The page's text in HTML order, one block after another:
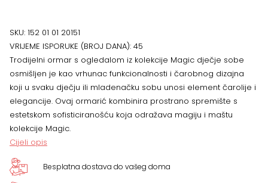
SKU: 152 01 01 20151
VRIJEME ISPORUKE (BROJ DANA): 45
Trodijelni ormar s ogledalom iz kolekcije Magic dječje sobe
osmišljen je kao vrhunac funkcionalnosti i čarobnog dizajna
koji u svaku dječju ili mladenačku sobu unosi element čarolije i
elegancije. Ovaj ormarić kombinira prostrano spremište s
estetskom sofisticiranošću koja odražava magiju i maštu
kolekcije Magic.
Cijeli opis
Besplatna dostava do vašeg doma